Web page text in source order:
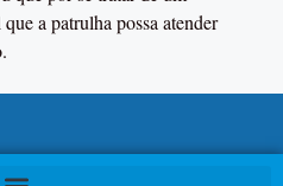
a patrulha possa atender